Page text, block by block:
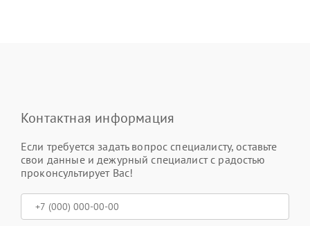
Контактная информация
Если требуется задать вопрос специалисту, оставьте
свои данные и дежурный специалист с радостью
проконсультирует Вас!